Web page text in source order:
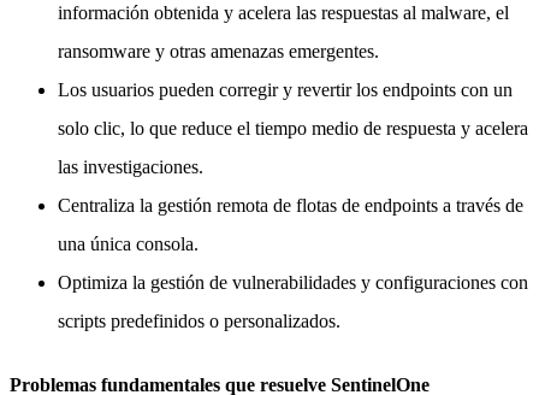
información obtenida y acelera las respuestas al malware, el
ransomware y otras amenazas emergentes.
Los usuarios pueden corregir y revertir los endpoints con un
solo clic, lo que reduce el tiempo medio de respuesta y acelera
las investigaciones.
Centraliza la gestión remota de flotas de endpoints a través de
una única consola.
Optimiza la gestión de vulnerabilidades y configuraciones con
scripts predefinidos o personalizados.
Problemas fundamentales que resuelve SentinelOne